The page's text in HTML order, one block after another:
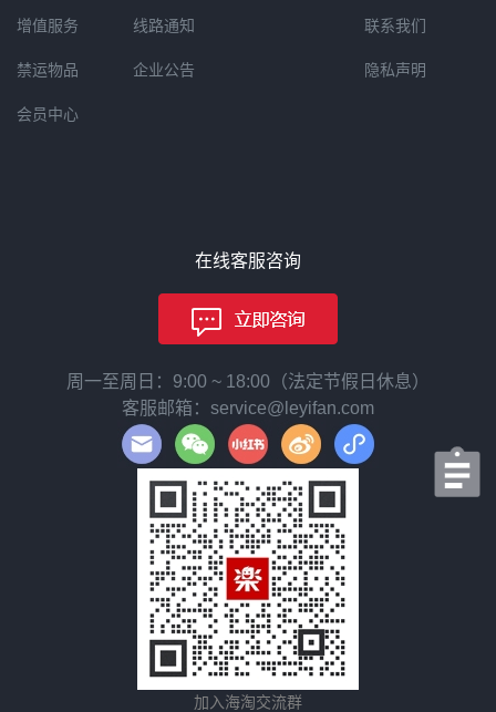
增值服务
禁运物品
会员中心
线路通知
企业公告
联系我们
隐私声明
在线客服咨询
周一至周日：9:00 ~ 18:00（法定节假日休息）
客服邮箱：service@leyifan.com
加入海淘交流群